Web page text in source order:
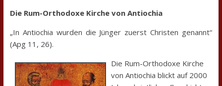
Die Rum-Orthodoxe Kirche von Antiochia
„In Antiochia wurden die Jünger zuerst Christen genannt“
(Apg 11, 26).
Die Rum-Orthodoxe Kirche
von Antiochia blickt auf 2000